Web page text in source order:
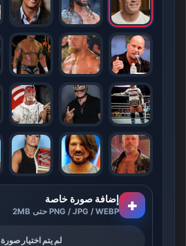
+ إضافة صورة خاصة
PNG / JPG / WEBP حتى 2MB
لم يتم اختيار صورة